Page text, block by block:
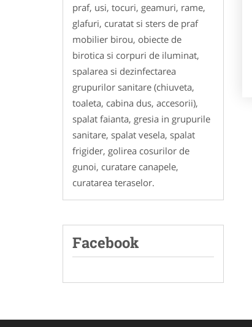
praf, usi, tocuri, geamuri, rame,
glafuri, curatat si sters de praf
mobilier birou, obiecte de
birotica si corpuri de iluminat,
spalarea si dezinfectarea
grupurilor sanitare (chiuveta,
toaleta, cabina dus, accesorii),
spalat faianta, gresia in grupurile
sanitare, spalat vesela, spalat
frigider, golirea cosurilor de
gunoi, curatare canapele,
curatarea teraselor.
Facebook